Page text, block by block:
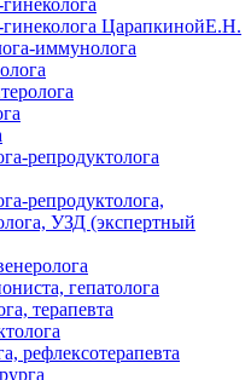
гинеколога ЦарапкинойЕ.Н.
иммунолога
репродуктолога
репродуктолога,
УЗД (экспертный
гепатолога
терапевта
рефлексотерапевта